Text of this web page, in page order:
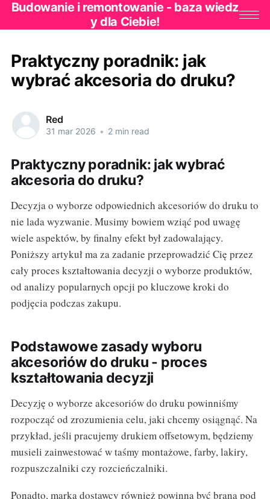
Budowanie i remontowanie - baza wiedz
y dla Ciebie!
Praktyczny poradnik: jak
wybrać akcesoria do druku?
Red
31 mar 2026 • 2 min read
Praktyczny poradnik: jak wybrać
akcesoria do druku?
Decyzja o wyborze odpowiednich akcesoriów do druku to
nie lada wyzwanie. Musimy bowiem wziąć pod uwagę
wiele aspektów, by finalny efekt był zadowalający.
Poniższy artykuł ma za zadanie przeprowadzić Cię przez
cały proces kształtowania decyzji o wyborze produktów,
od analizy popularnych opcji po kluczowe kroki do
podjęcia podczas zakupu.
Podstawowe zasady wyboru
akcesoriów do druku - proces
kształtowania decyzji
Decyzję o wyborze akcesoriów do druku powinniśmy
rozpocząć od zrozumienia celu, jaki chcemy osiągnąć. Na
przykład, jeśli pracujemy drukiem offsetowym, będziemy
musieli zainwestować w taśmy montażowe, farby, lakiry,
rozpuszczalniki czy rozcieńczalniki.
Ponadto, marka dostawcy również powinna być brana pod